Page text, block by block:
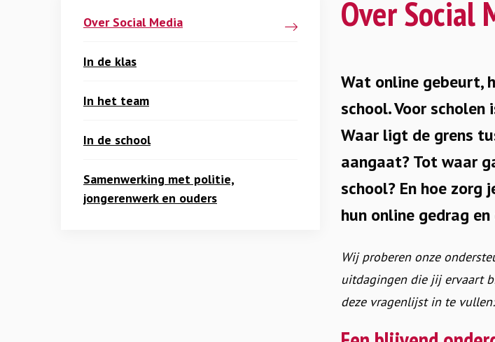
Over Social Media
In de klas
In het team
In de school
Samenwerking met politie,
jongerenwerk en ouders
Over Social
Wat online gebeurt,
school. Voor
Waar ligt de grens
aangaat? Tot waar
school? En hoe zorg
hun online gedrag
Wij proberen onze
uitdagingen die jij ervaart
deze vragenlijst in te